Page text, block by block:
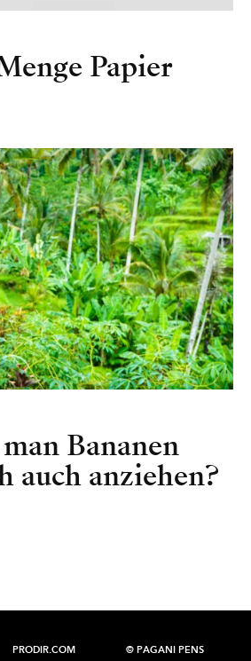
Papier
Bananen
auch anziehen?
PRODIR.COM © PAGANI PENS